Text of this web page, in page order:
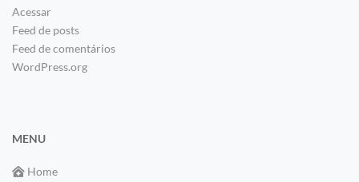
Acessar
Feed de posts
Feed de comentários
WordPress.org
MENU
Home